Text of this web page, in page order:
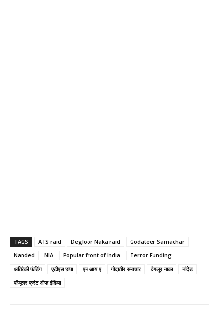
TAGS ATS raid Degloor Naka raid
Godateer Samachar
Nanded
NIA Popular front of India
Terror Funding
अतिरेकी फंडिंग
एटीएस छापा एन आय ए गोदातीर समाचार देगलूर नाका
नांदेड
पॉप्युलर फ्रंट ऑफ इंडिया